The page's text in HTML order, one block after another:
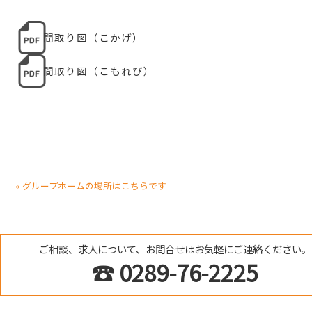
間取り図（こかげ）
間取り図（こもれび）
« グループホームの場所はこちらです
ご相談、求人について、お問合せはお気軽にご連絡ください。
☎ 0289-76-2225